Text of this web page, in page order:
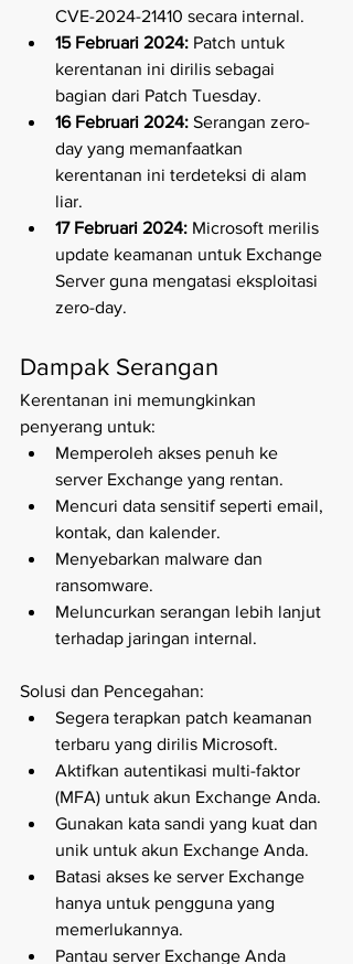
CVE-2024-21410 secara internal.
15 Februari 2024: Patch untuk
kerentanan ini dirilis sebagai
bagian dari Patch Tuesday.
16 Februari 2024: Serangan zero-
day yang memanfaatkan
kerentanan ini terdeteksi di alam
liar.
17 Februari 2024: Microsoft merilis
update keamanan untuk Exchange
Server guna mengatasi eksploitasi
zero-day.
Dampak Serangan
Kerentanan ini memungkinkan
penyerang untuk:
Memperoleh akses penuh ke
server Exchange yang rentan.
Mencuri data sensitif seperti email,
kontak, dan kalender.
Menyebarkan malware dan
ransomware.
Meluncurkan serangan lebih lanjut
terhadap jaringan internal.
Solusi dan Pencegahan:
Segera terapkan patch keamanan
terbaru yang dirilis Microsoft.
Aktifkan autentikasi multi-faktor
(MFA) untuk akun Exchange Anda.
Gunakan kata sandi yang kuat dan
unik untuk akun Exchange Anda.
Batasi akses ke server Exchange
hanya untuk pengguna yang
memerlukannya.
Pantau server Exchange Anda